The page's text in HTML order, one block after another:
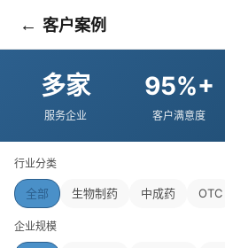
← 客户案例
多家
服务企业
95%+
客户满意度
行业分类
全部 生物制药 中成药 OTC
企业规模